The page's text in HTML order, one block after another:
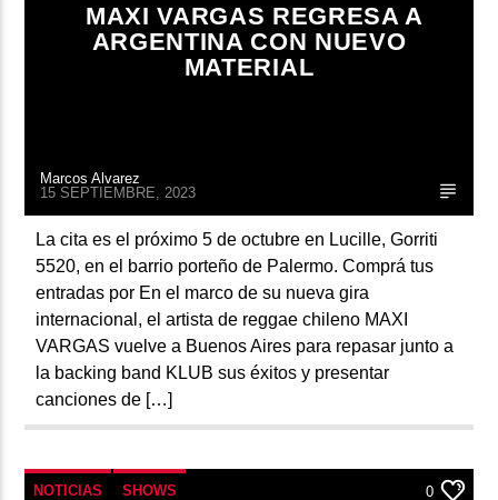
MAXI VARGAS REGRESA A
ARGENTINA CON NUEVO
MATERIAL
Marcos Alvarez
15 SEPTIEMBRE, 2023
La cita es el próximo 5 de octubre en Lucille, Gorriti
5520, en el barrio porteño de Palermo. Comprá tus
entradas por En el marco de su nueva gira
internacional, el artista de reggae chileno MAXI
VARGAS vuelve a Buenos Aires para repasar junto a
la backing band KLUB sus éxitos y presentar
canciones de […]
NOTICIAS SHOWS 0